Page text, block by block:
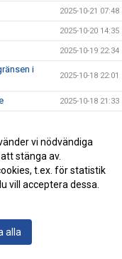
2025-10-21 07:48
2025-10-20 14:35
2025-10-19 22:34
i
2025-10-18 22:01
2025-10-18 21:33
2025-10-15 08:09
2025-10-14 09:31
oktober
vi nödvändiga
stänga av.
t.ex. för statistik
vill acceptera dessa.
alla